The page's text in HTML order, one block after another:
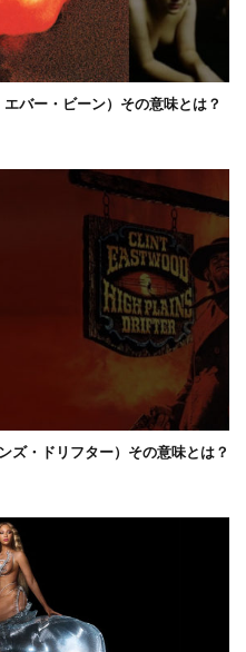
バー・ビーン）その意味とは？
・ドリフター）その意味とは？